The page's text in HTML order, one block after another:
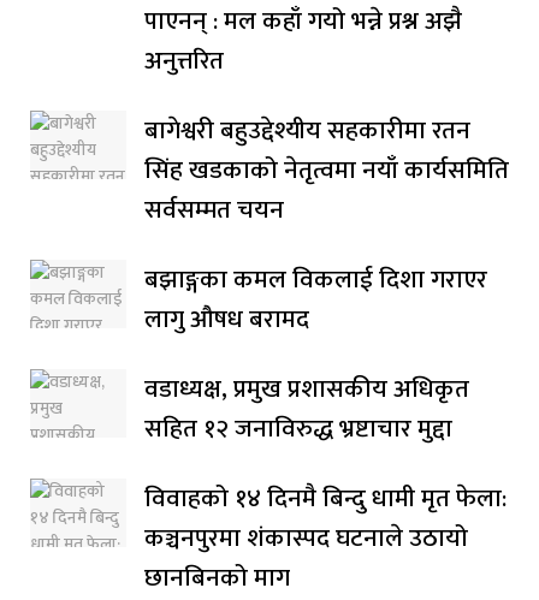
पाएनन् : मल कहाँ गयो भन्ने प्रश्न अझै
अनुत्तरित
बागेश्वरी बहुउद्देश्यीय सहकारीमा रतन
सिंह खडकाको नेतृत्वमा नयाँ कार्यसमिति
सर्वसम्मत चयन
बझाङ्गका कमल विकलाई दिशा गराएर
लागु औषध बरामद
वडाध्यक्ष, प्रमुख प्रशासकीय अधिकृत
सहित १२ जनाविरुद्ध भ्रष्टाचार मुद्दा
विवाहको १४ दिनमै बिन्दु धामी मृत फेला:
कञ्चनपुरमा शंकास्पद घटनाले उठायो
छानबिनको माग